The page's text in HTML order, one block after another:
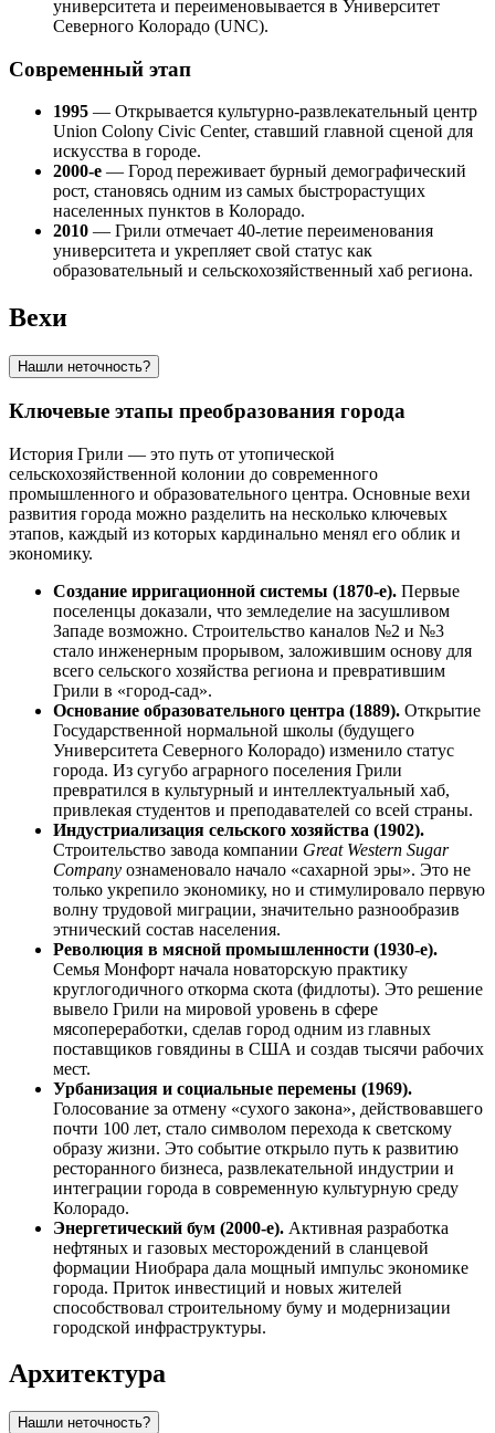
университета и переименовывается в Университет
Северного Колорадо (UNC).
Современный этап
1995 — Открывается культурно-развлекательный центр
Union Colony Civic Center, ставший главной сценой для
искусства в городе.
2000-е — Город переживает бурный демографический
рост, становясь одним из самых быстрорастущих
населенных пунктов в Колорадо.
2010 — Грили отмечает 40-летие переименования
университета и укрепляет свой статус как
образовательный и сельскохозяйственный хаб региона.
Вехи
Нашли неточность?
Ключевые этапы преобразования города
История Грили — это путь от утопической
сельскохозяйственной колонии до современного
промышленного и образовательного центра. Основные вехи
развития города можно разделить на несколько ключевых
этапов, каждый из которых кардинально менял его облик и
экономику.
Создание ирригационной системы (1870-е). Первые
поселенцы доказали, что земледелие на засушливом
Западе возможно. Строительство каналов №2 и №3
стало инженерным прорывом, заложившим основу для
всего сельского хозяйства региона и превратившим
Грили в «город-сад».
Основание образовательного центра (1889). Открытие
Государственной нормальной школы (будущего
Университета Северного Колорадо) изменило статус
города. Из сугубо аграрного поселения Грили
превратился в культурный и интеллектуальный хаб,
привлекая студентов и преподавателей со всей страны.
Индустриализация сельского хозяйства (1902).
Строительство завода компании Great Western Sugar
Company ознаменовало начало «сахарной эры». Это не
только укрепило экономику, но и стимулировало первую
волну трудовой миграции, значительно разнообразив
этнический состав населения.
Революция в мясной промышленности (1930-е).
Семья Монфорт начала новаторскую практику
круглогодичного откорма скота (фидлоты). Это решение
вывело Грили на мировой уровень в сфере
мясопереработки, сделав город одним из главных
поставщиков говядины в США и создав тысячи рабочих
мест.
Урбанизация и социальные перемены (1969).
Голосование за отмену «сухого закона», действовавшего
почти 100 лет, стало символом перехода к светскому
образу жизни. Это событие открыло путь к развитию
ресторанного бизнеса, развлекательной индустрии и
интеграции города в современную культурную среду
Колорадо.
Энергетический бум (2000-е). Активная разработка
нефтяных и газовых месторождений в сланцевой
формации Ниобрара дала мощный импульс экономике
города. Приток инвестиций и новых жителей
способствовал строительному буму и модернизации
городской инфраструктуры.
Архитектура
Нашли неточность?